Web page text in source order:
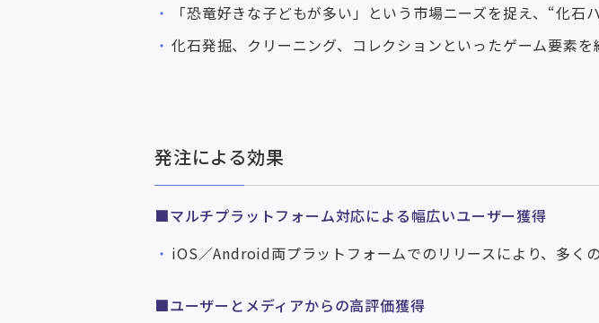
「恐竜好きな子どもが多い」という市場ニーズを捉え、“化
化石発掘、クリーニング、コレクションといったゲーム要素
発注による効果
■マルチプラットフォーム対応による幅広いユーザー獲得
iOS／Android両プラットフォームでのリリースにより、多く
■ユーザーとメディアからの高評価獲得